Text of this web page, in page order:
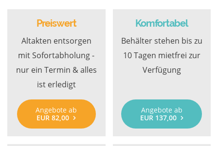
Preiswert
Altakten entsorgen
mit Sofortabholung -
nur ein Termin & alles
ist erledigt
Angebote ab
EUR 82,00
Komfortabel
Behälter stehen bis zu
10 Tagen mietfrei zur
Verfügung
Angebote ab
EUR 137,00